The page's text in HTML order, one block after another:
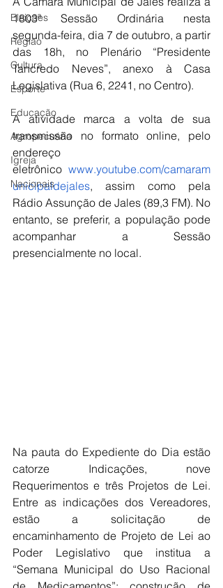
Eleições
Região
Cultura
Esporte
Educação
Agropecuária
Igreja
Nacionais
1803ª Sessão Ordinária nesta
segunda-feira, dia 7 de outubro, a partir
das 18h, no Plenário “Presidente
Tancredo Neves”, anexo à Casa
Legislativa (Rua 6, 2241, no Centro).
A atividade marca a volta de sua
transmissão no formato online, pelo
endereço
eletrônico www.youtube.com/camaram
unicipaldejales, assim como pela
Rádio Assunção de Jales (89,3 FM). No
entanto, se preferir, a população pode
acompanhar a Sessão
presencialmente no local.
Na pauta do Expediente do Dia estão
catorze Indicações, nove
Requerimentos e três Projetos de Lei.
Entre as indicações dos Vereadores,
estão a solicitação de
encaminhamento de Projeto de Lei ao
Poder Legislativo que institua a
“Semana Municipal do Uso Racional